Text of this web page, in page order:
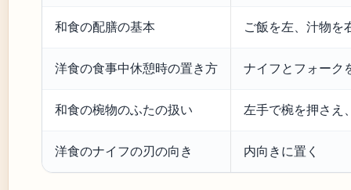
和食の配膳の基本 ご飯を左、汁物を
洋食の食事中休憩時の置き方 ナイフとフォーク
和食の椀物のふたの扱い 左手で椀を押さえ
洋食のナイフの刃の向き 内向きに置く